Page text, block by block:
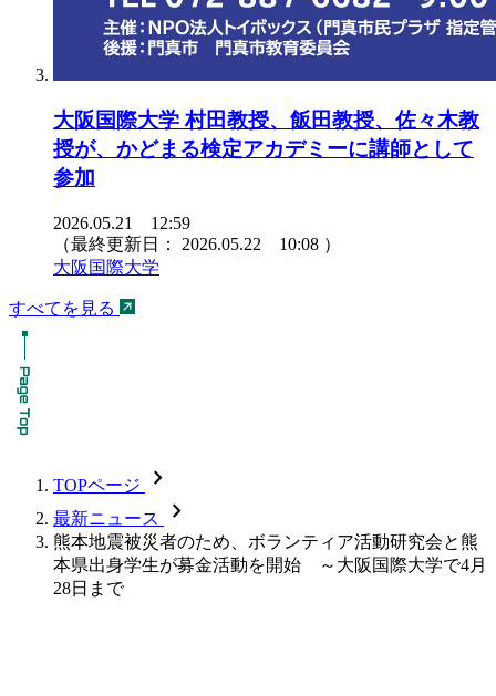
大阪国際大学 村田教授、飯田教授、佐々木教
授が、かどまる検定アカデミーに講師として
参加
2026.05.21 12:59
（最終更新日： 2026.05.22 10:08 ）
大阪国際大学
すべてを見る
TOPページ chevron_forward
最新ニュース chevron_forward
熊本地震被災者のため、ボランティア活動研究会と熊
本県出身学生が募金活動を開始 ～大阪国際大学で4月
28日まで